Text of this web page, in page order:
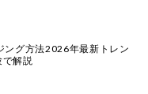
ング方法2026年最新トレン
で解説